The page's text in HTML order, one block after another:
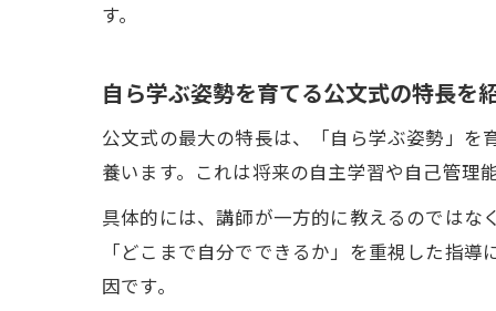
す。
自ら学ぶ姿勢を育てる公文式の特長を
公文式の最大の特長は、「自ら学ぶ姿勢」を
養います。これは将来の自主学習や自己管理
具体的には、講師が一方的に教えるのではな
「どこまで自分でできるか」を重視した指
因です。